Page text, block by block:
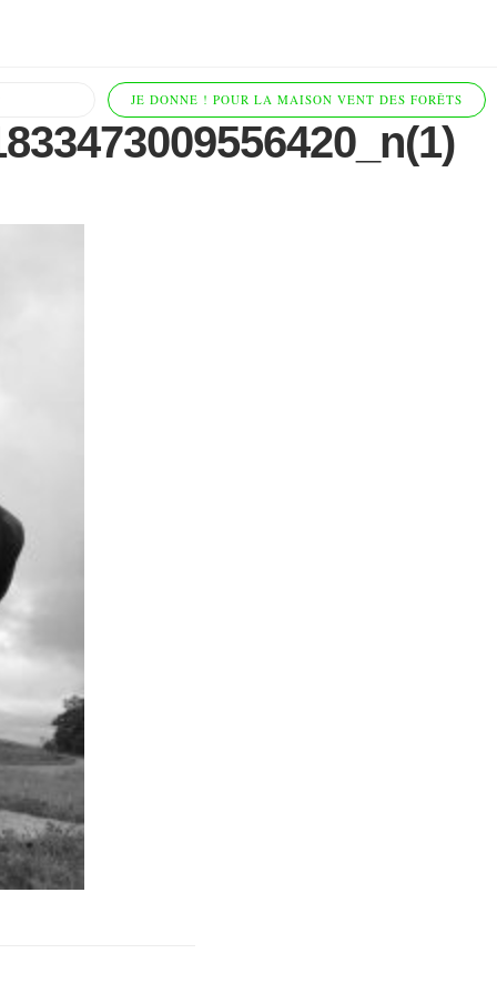
JE DONNE ! POUR LA MAISON VENT DES FORÊTS